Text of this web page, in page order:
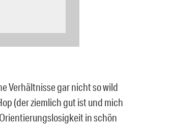
Verhältnisse gar nicht so wild
(der ziemlich gut ist und mich
in schön